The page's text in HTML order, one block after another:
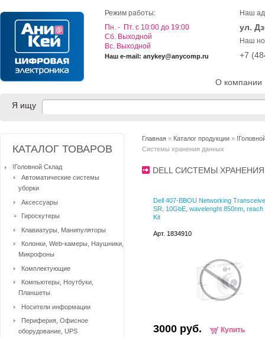
О компании
Режим работы:
Пн. - Пт. с 10:00 до 19:00
Cб. Выходной
Вс. Выходной
Наш e-mail: anykey@anycomp.ru
Наш
ул.
Наш
+7
Я ищу
Главная » Каталог продукции »
Системы хранения данных
DELL СИСТЕМЫ
Dell 407-BBOU Networking
SR, 10GbE, wavelenght 850nm, reach
Kit
Арт. 1834910
3000 руб. Купить
КАТАЛОГ ТОВАРОВ
!Головной Склад
Автоматические системы
уборки
Аксессуары
Гироскутеры
Клавиатуры, Манипуляторы
Колонки, Web-камеры, Наушники,
Микрофоны
Комплектующие
Компьютеры, Ноутбуки,
Планшеты
Носители информации
Периферия, Офисное
оборудование, UPS